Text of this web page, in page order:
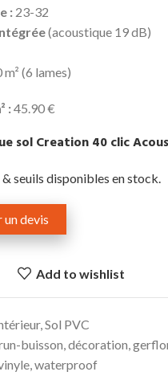
: 23-32
(acoustique 19 dB)
m² (6 lames)
:45.90 €
sol Creation 40 clic
seuils disponibles en stock.
un devis
Add to wishlist
,Sol PVC
buisson,décoration,
,waterproof